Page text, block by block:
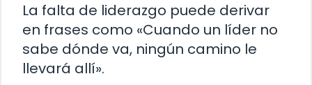
La falta de liderazgo puede derivar
en frases como «Cuando un líder no
sabe dónde va, ningún camino le
llevará allí».